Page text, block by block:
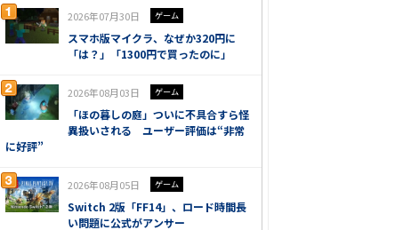
2026年07月30日 ゲーム
スマホ版マイクラ、なぜか320円に
「は？」「1300円で買ったのに」
2026年08月03日 ゲーム
「ほの暮しの庭」ついに不具合すら怪
異扱いされる ユーザー評価は“非常
に好評”
2026年08月05日 ゲーム
Switch 2版「FF14」、ロード時間長
い問題に公式がアンサー